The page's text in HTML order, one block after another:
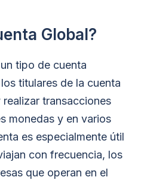
Global?
tipo de cuenta
titulares de la cuenta
transacciones
monedas y en varios
es especialmente útil
con frecuencia, los
que operan en el